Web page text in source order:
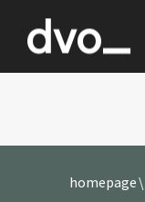
homepage